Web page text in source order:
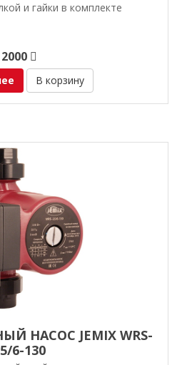
и гайки в комплекте
2000
В корзину
НАСОС JEMIX WRS-
6-130